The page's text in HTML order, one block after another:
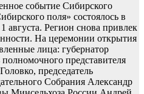
событие Сибирского
поля» состоялось в
августа. Регион снова привлек
На церемонии открытия
лица: губернатор
представителя
председатель
Собрания Александр